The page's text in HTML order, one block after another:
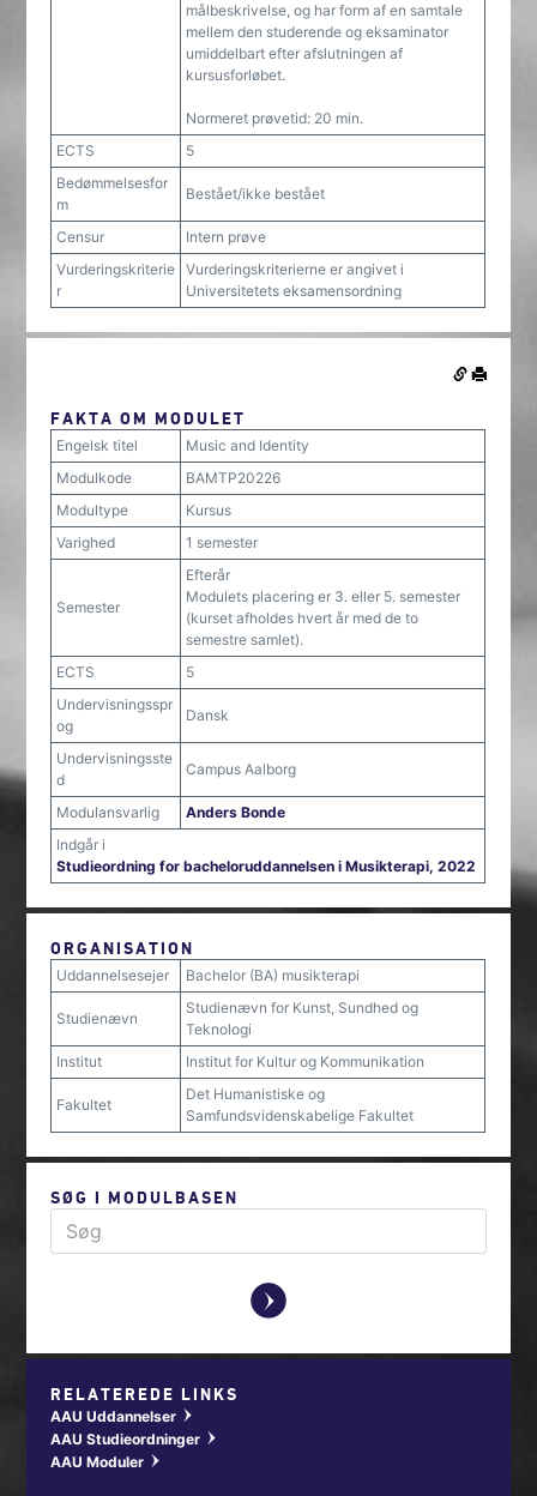
målbeskrivelse, og har form af en samtale
mellem den studerende og eksaminator
umiddelbart efter afslutningen af
kursusforløbet.
Normeret prøvetid: 20 min.
ECTS
5
Bedømmelsesfor
m
Bestået/ikke bestået
Censur
Intern prøve
Vurderingskriterie
r
Vurderingskriterierne er angivet i
Universitetets eksamensordning
FAKTA OM MODULET
Engelsk titel
Music and Identity
Modulkode
BAMTP20226
Modultype
Kursus
Varighed
1 semester
Semester
Efterår
Modulets placering er 3. eller 5. semester
(kurset afholdes hvert år med de to
semestre samlet).
ECTS
5
Undervisningsspr
og
Dansk
Undervisningsste
d
Campus Aalborg
Modulansvarlig
Anders Bonde
Indgår i
Studieordning for bacheloruddannelsen i Musikterapi, 2022
ORGANISATION
Uddannelsesejer Bachelor (BA) musikterapi
Studienævn
Studienævn for Kunst, Sundhed og
Teknologi
Institut
Institut for Kultur og Kommunikation
Fakultet
Det Humanistiske og
Samfundsvidenskabelige Fakultet
SØG I MODULBASEN
y
RELATEREDE LINKS
AAU Uddannelser w
AAU Studieordninger w
AAU Moduler w